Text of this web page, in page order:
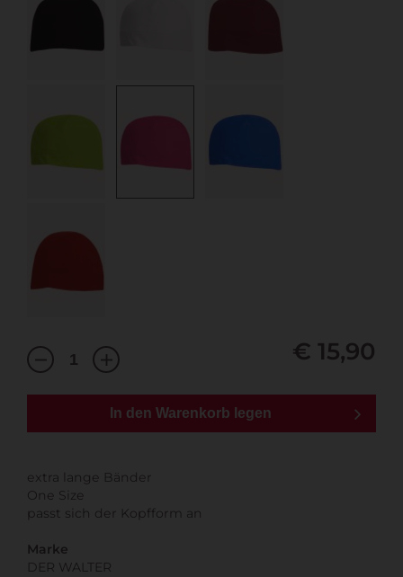
€ 15,90
In den Warenkorb legen
extra lange Bänder
One Size
passt sich der Kopfform an
Marke
DER WALTER